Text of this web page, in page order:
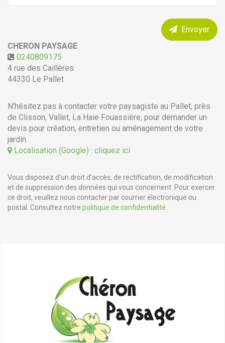
Envoyer
CHERON PAYSAGE
0240809175
4 rue des Caillères
44330 Le Pallet
N'hésitez pas à contacter votre paysagiste au Pallet, près
de Clisson, Vallet, La Haie Fouassière, pour demander un
devis pour création, entretien ou aménagement de votre
jardin.
Localisation (Google) : cliquez ici
Vous disposez d'un droit d'accès, de rectification, de modification
et de suppression des données qui vous concernent. Pour exercer
ce droit, veuillez nous contacter par courrier électronique ou
postal. Consultez notre politique de confidentialité